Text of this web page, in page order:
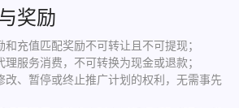
奖励
充值匹配奖励不可转让且不可提现；
服务消费，不可转换为现金或退款；
改、暂停或终止推广计划的权利，无需事先